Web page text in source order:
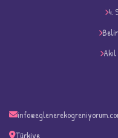
4.
Türkiye